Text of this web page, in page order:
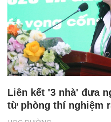
Liên kết '3 nhà' đưa
từ phòng thí nghiệm